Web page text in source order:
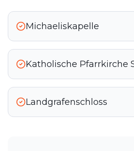
Michaeliskapelle
Katholische Pfarrkirche
Landgrafenschloss